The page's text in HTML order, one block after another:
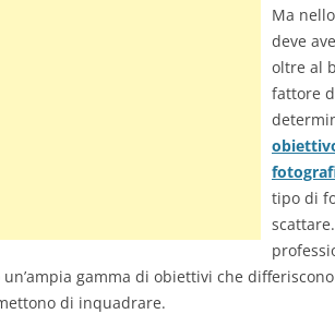
Ma
deve
oltre al
fattore
tipo di
gamma di obiettivi che
di inquadrare.